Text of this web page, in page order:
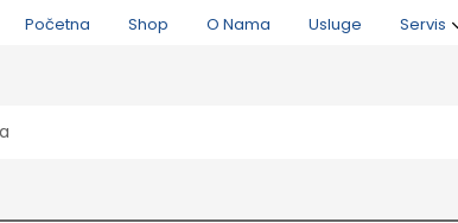
Početna Shop O Nama Usluge Servis